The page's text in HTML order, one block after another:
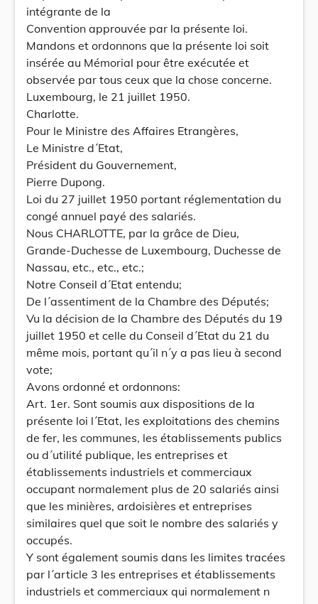
intégrante de la
Convention approuvée par la présente loi.
Mandons et ordonnons que la présente loi soit
insérée au Mémorial pour être exécutée et
observée par tous ceux que la chose concerne.
Luxembourg, le 21 juillet 1950.
Charlotte.
Pour le Ministre des Affaires Etrangères,
Le Ministre d´Etat,
Président du Gouvernement,
Pierre Dupong.
Loi du 27 juillet 1950 portant réglementation du
congé annuel payé des salariés.
Nous CHARLOTTE, par la grâce de Dieu,
Grande-Duchesse de Luxembourg, Duchesse de
Nassau, etc., etc., etc.;
Notre Conseil d´Etat entendu;
De l´assentiment de la Chambre des Députés;
Vu la décision de la Chambre des Députés du 19
juillet 1950 et celle du Conseil d´Etat du 21 du
même mois, portant qu´il n´y a pas lieu à second
vote;
Avons ordonné et ordonnons:
Art. 1er. Sont soumis aux dispositions de la
présente loi l´Etat, les exploitations des chemins
de fer, les communes, les établissements publics
ou d´utilité publique, les entreprises et
établissements industriels et commerciaux
occupant normalement plus de 20 salariés ainsi
que les minières, ardoisières et entreprises
similaires quel que soit le nombre des salariés y
occupés.
Y sont également soumis dans les limites tracées
par l´article 3 les entreprises et établissements
industriels et commerciaux qui normalement n